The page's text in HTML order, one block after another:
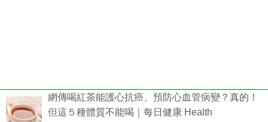
網傳喝紅茶能護心抗癌、預防心血管病變？真的！
但這５種體質不能喝｜每日健康 Health